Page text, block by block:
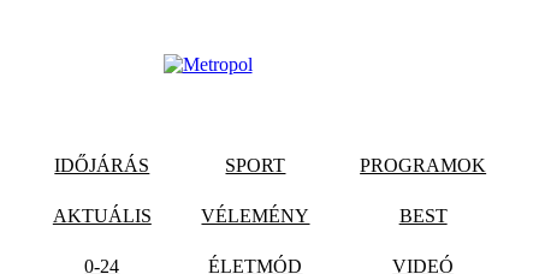
IDŐJÁRÁS SPORT PROGRAMOK
AKTUÁLIS VÉLEMÉNY BEST
0-24 ÉLETMÓD VIDEÓ